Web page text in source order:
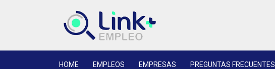
HOME EMPLEOS EMPRESAS PREGUNTAS FRECUENTES